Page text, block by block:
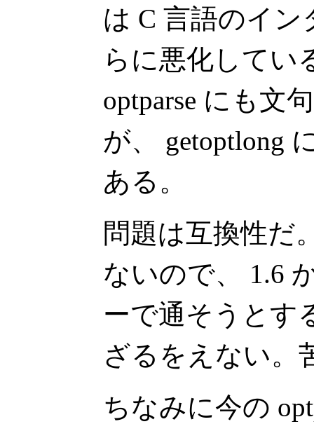
は C 言語のイ
らに悪化してい
optparse にも文
が、 getoptlong
ある。
問題は互換性だ
ないので、 1.6
ーで通そうとす
ざるをえない。
ちなみに今の